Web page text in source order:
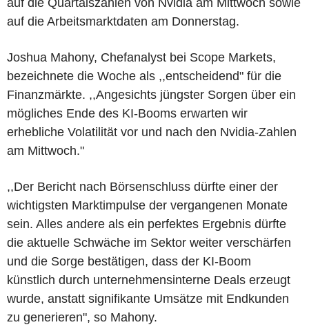
auf die Arbeitsmarktdaten am Donnerstag.
Joshua Mahony, Chefanalyst bei Scope Markets,
bezeichnete die Woche als ,,entscheidend" für die
Finanzmärkte. ,,Angesichts jüngster Sorgen über ein
mögliches Ende des KI-Booms erwarten wir
erhebliche Volatilität vor und nach den Nvidia-Zahlen
am Mittwoch."
,,Der Bericht nach Börsenschluss dürfte einer der
wichtigsten Marktimpulse der vergangenen Monate
sein. Alles andere als ein perfektes Ergebnis dürfte
die aktuelle Schwäche im Sektor weiter verschärfen
und die Sorge bestätigen, dass der KI-Boom
künstlich durch unternehmensinterne Deals erzeugt
wurde, anstatt signifikante Umsätze mit Endkunden
zu generieren", so Mahony.